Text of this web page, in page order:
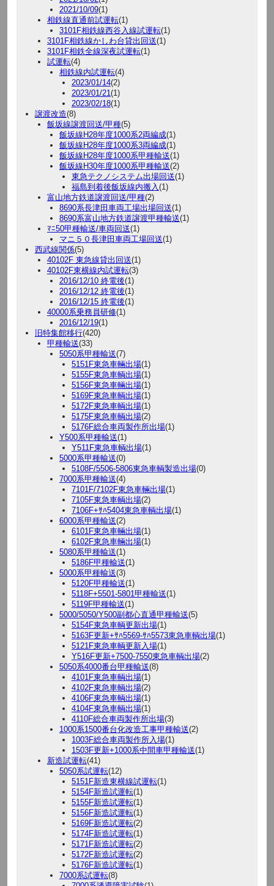
2021/10/09(1)
相鉄線直通前試運転(1)
3101F相鉄線西谷入線試運転(1)
3101F相鉄線かしわ台貸出回送(1)
3101F相鉄全線深夜試運転(1)
試運転(4)
相鉄線内試運転(4)
2023/01/14(2)
2023/01/21 (1)
2023/02/18(1)
譲渡改造(8)
飯坂線譲渡回送/甲種(5)
飯坂線H28年度1000系2両編成(1)
飯坂線H28年度1000系3両編成(1)
飯坂線H28年度1000系甲種輸送(1)
飯坂線H30年度1000系甲種輸送(2)
東急テクノシステム出場回送(1)
福島到着後飯坂線内搬入 (1)
富山地方鉄道譲渡回送/甲種(2)
8690系長津田車両工場出場回送(1)
8690系富山地方鉄道譲渡甲種輸送(1)
ﾏﾆ50甲種輸送/車両回送(1)
マニ５０長津田車両工場回送(1)
西武線関係(5)
40102F 東急線貸出回送(1)
40102F東横線内試運転(3)
2016/12/10 終電後(1)
2016/12/12 終電後(1)
2016/12/15 終電後(1)
40000系乗務員研修(1)
2016/12/19(1)
旧特集館移行(420)
甲種輸送(33)
5050系甲種輸送(7)
5151F東急車輛出場(1)
5155F東急車輌出場(1)
5156F東急車輛出場(1)
5169F東急車輌出場(1)
5172F東急車輌出場(1)
5175F東急車輌出場(2)
5176F総合車両製作所出場(1)
Y500系甲種輸送(1)
Y511F東急車輌出場(1)
5000系甲種輸送(0)
5108F/5506-5806東急車輌製造出場(0)
7000系甲種輸送(4)
7101F/7102F東急車輛出場(1)
7105F東急車輌出場(2)
7106F+ｻﾊ5404東急車輌出場(1)
6000系甲種輸送(2)
6101F東急車輛出場(1)
6102F東急車輛出場(1)
5080系甲種輸送(1)
5186F甲種輸送(1)
5000系甲種輸送(3)
5120F甲種輸送(1)
5118F+5501-5801甲種輸送(1)
5119F甲種輸送(1)
5000/5050/Y500副都心直通甲種輸送(5)
5154F東急車輌更新出場(1)
5163F更新+ｻﾊ5569-ｻﾊ5573東急車輌出場(1)
5121F東急車輌更新入場(1)
Y516F更新+7500-7550東急車輌出場(2)
5050系4000番台甲種輸送(8)
4101F東急車輌出場(1)
4102F東急車輌出場(2)
4106F東急車輌出場(1)
4104F東急車輌出場(1)
4110F総合車両製作所出場(3)
1000系1500番台化改造工事甲種輸送(2)
1003F総合車両製作所入場(1)
1503F更新+1000系中間車甲種輸送(1)
新造試運転(41)
5050系試運転(12)
5151F新造東横線試運転(1)
5154F新造試運転(1)
5155F新造試運転(1)
5156F新造試運転(1)
5169F新造試運転(2)
5174F新造試運転(1)
5171F新造試運転(2)
5172F新造試運転(2)
5176F新造試運転(1)
7000系試運転(8)